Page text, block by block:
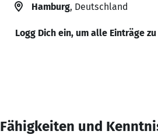
Hamburg, Deutschland
Logg Dich ein, um alle Einträge
Fähigkeiten und